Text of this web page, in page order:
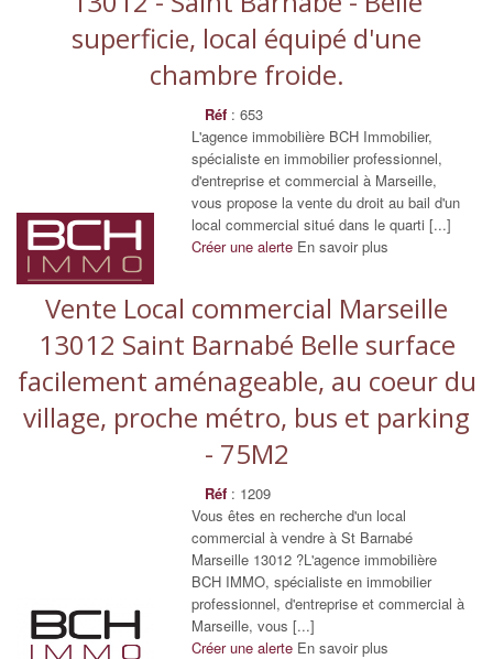
superficie, local équipé d'une
chambre froide.
Réf : 653
L'agence immobilière BCH Immobilier,
spécialiste en immobilier professionnel,
d'entreprise et commercial à Marseille,
vous propose la vente du droit au bail d'un
local commercial situé dans le quarti [...]
Créer une alerte En savoir plus
Vente Local commercial Marseille
13012 Saint Barnabé Belle surface
facilement aménageable, au coeur du
village, proche métro, bus et parking
- 75M2
Réf : 1209
Vous êtes en recherche d'un local
commercial à vendre à St Barnabé
Marseille 13012 ?L'agence immobilière
BCH IMMO, spécialiste en immobilier
professionnel, d'entreprise et commercial à
Marseille, vous [...]
Créer une alerte En savoir plus